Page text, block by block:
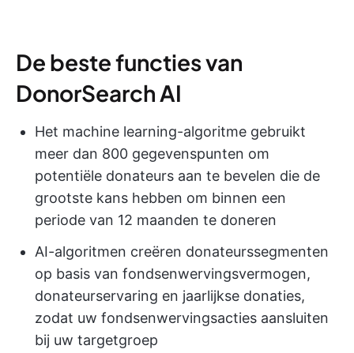
De beste functies van
DonorSearch AI
Het machine learning-algoritme gebruikt
meer dan 800 gegevenspunten om
potentiële donateurs aan te bevelen die de
grootste kans hebben om binnen een
periode van 12 maanden te doneren
AI-algoritmen creëren donateurssegmenten
op basis van fondsenwervingsvermogen,
donateurservaring en jaarlijkse donaties,
zodat uw fondsenwervingsacties aansluiten
bij uw targetgroep